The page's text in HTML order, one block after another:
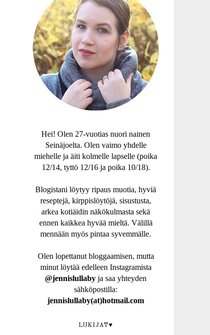
Hei! Olen 27-vuotias nuori nainen
Seinäjoelta. Olen vaimo yhdelle
miehelle ja äiti kolmelle lapselle (poika
12/14, tyttö 12/16 ja poika 10/18).
Blogistani löytyy ripaus muotia, hyviä
reseptejä, kirppislöytöjä, sisustusta,
arkea kotiäidin näkökulmasta sekä
ennen kaikkea hyvää mieltä. Välillä
mennään myös pintaa syvemmälle.
Olen lopettanut bloggaamisen, mutta
minut löytää edelleen Instagramista
@jennislullaby ja saa yhteyden
sähköpostilla:
jennislullaby(at)hotmail.com
LUKIJAT♥